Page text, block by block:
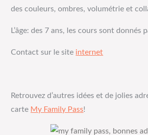
des couleurs, ombres, volumétrie et
L’âge: des 7 ans, les cours sont donnés
Contact sur le site internet
Retrouvez d’autres idées et de jolies
carte My Family Pass!